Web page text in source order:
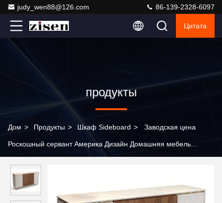
judy_wen88@126.com 86-139-2328-6097
Цитата
продукты
Дом > Продукты > Шкаф Sideboard > Заводская цена
Роскошный сервант Америка Дизайн Домашняя мебель